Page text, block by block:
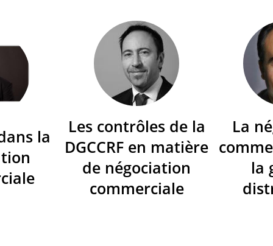
la
Les contrôles de la
DGCCRF en matière
de négociation
commerciale
La
la